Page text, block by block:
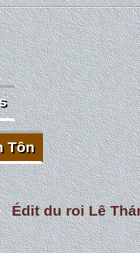
Tôn
Tôn
Édit du roi Lê